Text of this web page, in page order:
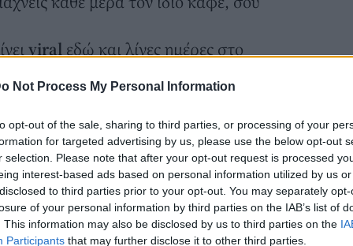
Not Process My Personal Information
opt-out of the sale, sharing to third parties, or processing of your
for targeted advertising by us, please use the below opt-out
selection. Please note that after your opt-out request is processed
interest-based ads based on personal information utilized by us
to third parties prior to your opt-out. You may separately
of your personal information by third parties on the IAB’s list of
This information may also be disclosed by us to third parties on the
Participants that may further disclose it to other third parties.
viral εδώ και λίγες ημέρες στο
των social media.
ένα αφρώδη στρώμα από πάνω και
στρώμα είναι φιαγμένο από
νερό.
γίνεται σούπερ ελαφρύ και «κάθεται»
και το αποτέλεσμα, σύμφωνα με τους